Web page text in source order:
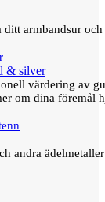
armbandsur
& silver
värdering av
om dina föremål
andra